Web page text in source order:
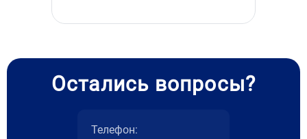
Остались вопросы?
Телефон: